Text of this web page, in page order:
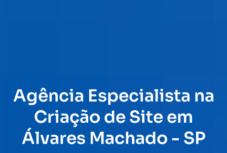
Agência Especialista na
Criação de Site em
Álvares Machado - SP